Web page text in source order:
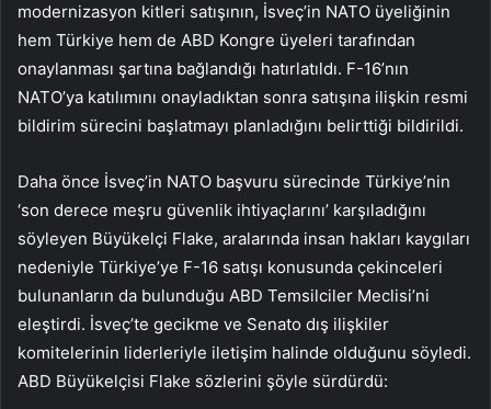
modernizasyon kitleri satışının, İsveç’in NATO üyeliğinin
hem Türkiye hem de ABD Kongre üyeleri tarafından
onaylanması şartına bağlandığı hatırlatıldı. F-16’nın
NATO’ya katılımını onayladıktan sonra satışına ilişkin resmi
bildirim sürecini başlatmayı planladığını belirttiği bildirildi.
Daha önce İsveç’in NATO başvuru sürecinde Türkiye’nin
‘son derece meşru güvenlik ihtiyaçlarını’ karşıladığını
söyleyen Büyükelçi Flake, aralarında insan hakları kaygıları
nedeniyle Türkiye’ye F-16 satışı konusunda çekinceleri
bulunanların da bulunduğu ABD Temsilciler Meclisi’ni
eleştirdi. İsveç’te gecikme ve Senato dış ilişkiler
komitelerinin liderleriyle iletişim halinde olduğunu söyledi.
ABD Büyükelçisi Flake sözlerini şöyle sürdürdü: